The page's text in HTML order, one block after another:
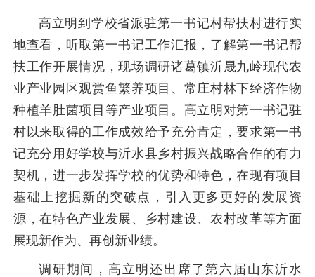
高立明到学校省派驻第一书记村帮扶村进行实
地查看，听取第一书记工作汇报，了解第一书记帮
扶工作开展情况，现场调研诸葛镇沂晟九岭现代农
业产业园区观赏鱼繁养项目、常庄村林下经济作物
种植羊肚菌项目等产业项目。高立明对第一书记驻
村以来取得的工作成效给予充分肯定，要求第一书
记充分用好学校与沂水县乡村振兴战略合作的有力
契机，进一步发挥学校的优势和特色，在现有项目
基础上挖掘新的突破点，引入更多更好的发展资
源，在特色产业发展、乡村建设、农村改革等方面
展现新作为、再创新业绩。
调研期间，高立明还出席了第六届山东沂水